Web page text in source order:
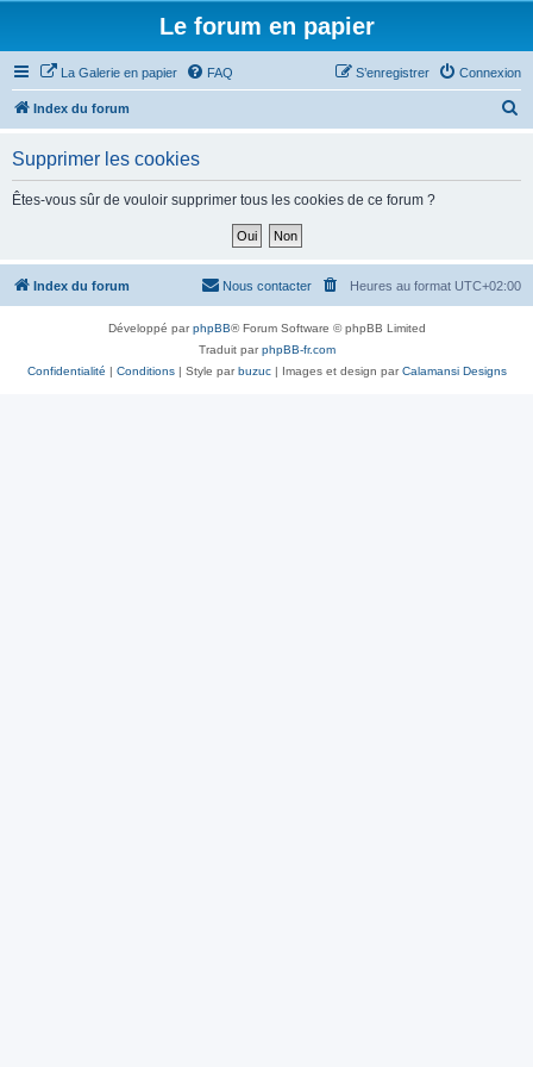
Le forum en papier
La Galerie en papier FAQ Connexion
S’enregistrer
Index du forum
h
Supprimer les cookies
Êtes-vous sûr de vouloir supprimer tous les cookies de ce forum ?
Index du forum Heures au format UTC+02:00
Nous contacter
Développé parphpBB® Forum Software © phpBB Limited
Traduit parphpBB-fr.com
Confidentialité | Conditions| Style parbuzuc| Images et design parCalamansi Designs